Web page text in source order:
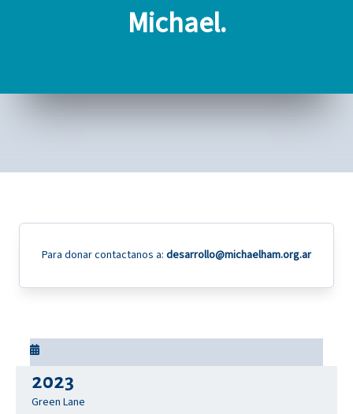
Michael.
Para donar contactanos a: desarrollo@michaelham.org.ar
2023
Green Lane